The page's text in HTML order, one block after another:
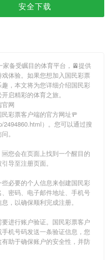
安全下载
家备受瞩目的体育平台，🚈提供
体验。如果您想加入国民彩票
，本文将为您详细介绍国民彩
启精彩的体育之旅。
网
民彩票客户端的官方网址🚥
2494860.html）。您可以通过搜
。
🆘您会在页面上找到一个醒目的
导至注册页面。
必要的个人信息来创建国民彩
密码、电子邮件地址、手机号
，以确保顺利完成注册。
进行账户验证。 国民彩票客户
机号码发送一条验证信息，您
助于确保账户的安全性，并防